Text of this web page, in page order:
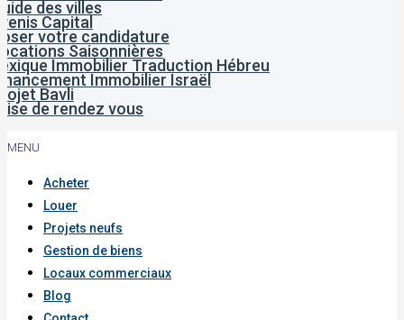
des villes
Capital
votre candidature
Saisonnières
Immobilier Traduction Hébreu
Immobilier Israël
Bavli
de rendez vous
MENU
Acheter
Louer
Projets neufs
Gestion de biens
Locaux commerciaux
Blog